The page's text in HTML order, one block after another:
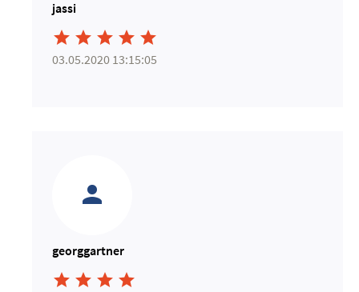
jassi
    
03.05.2020 13:15:05
georggartner
   